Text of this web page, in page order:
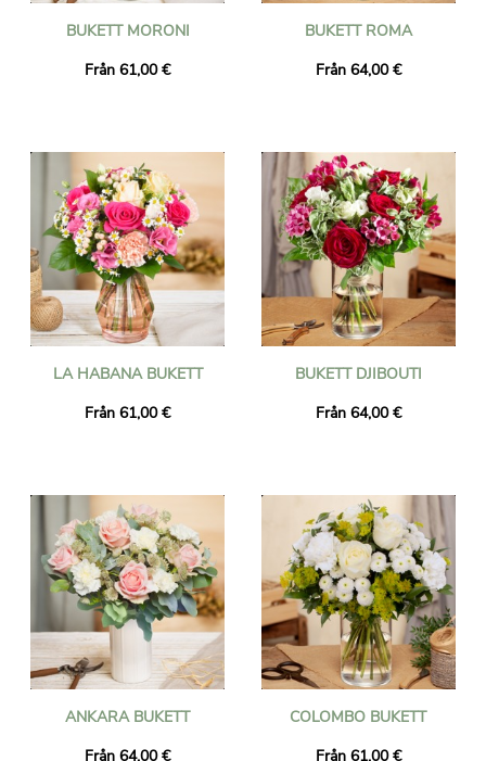
BUKETT MORONI
Från 61,00 €
BUKETT ROMA
Från 64,00 €
LA HABANA BUKETT
Från 61,00 €
BUKETT DJIBOUTI
Från 64,00 €
ANKARA BUKETT
Från 64,00 €
COLOMBO BUKETT
Från 61,00 €